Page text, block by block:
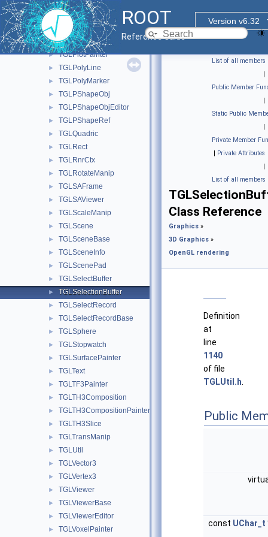
ROOT
Version v6.32
Reference Guide
► TGLPlot3D
► TGLPlotBox
► TGLPlotCamera
► TGLPlotCoordinates
► TGLPlotPainter
► TGLPolyLine
► TGLPolyMarker
► TGLPShapeObj
► TGLPShapeObjEditor
► TGLPShapeRef
► TGLQuadric
► TGLRect
► TGLRnrCtx
► TGLRotateManip
► TGLSAFrame
► TGLSAViewer
► TGLScaleManip
► TGLScene
► TGLSceneBase
► TGLSceneInfo
► TGLScenePad
► TGLSelectBuffer
► TGLSelectionBuffer
► TGLSelectRecord
► TGLSelectRecordBase
► TGLSphere
► TGLStopwatch
► TGLSurfacePainter
► TGLText
► TGLTF3Painter
► TGLTH3Composition
► TGLTH3CompositionPainter
► TGLTH3Slice
► TGLTransManip
► TGLUtil
► TGLVector3
► TGLVertex3
► TGLViewer
► TGLViewerBase
► TGLViewerEditor
► TGLVoxelPainter
List of all members
|
Public Member
|
Static Public
|
Private Member
| Private Attributes
|
List of all members
Class Reference
Graphics »
3D Graphics »
OpenGL rendering
Definition
at
line
1140
of file
TGLUtil.h
Public
const UChar_t